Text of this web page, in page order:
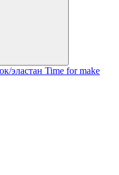
эластан Time for make